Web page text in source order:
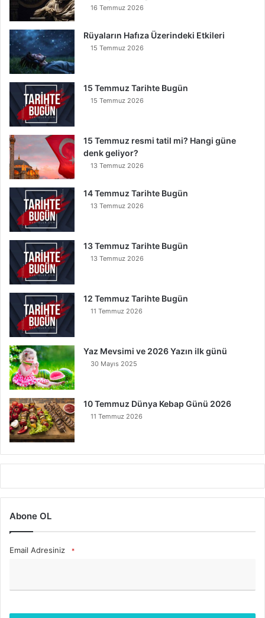
B
u
n
u
k
a
n
K
u
r
u
l
r
16 Temmuz 2026
Rüyaların Hafıza Üzerindeki Etkileri
15 Temmuz 2026
15 Temmuz Tarihte Bugün
15 Temmuz 2026
15 Temmuz resmi tatil mi? Hangi güne
denk geliyor?
13 Temmuz 2026
14 Temmuz Tarihte Bugün
13 Temmuz 2026
13 Temmuz Tarihte Bugün
13 Temmuz 2026
12 Temmuz Tarihte Bugün
11 Temmuz 2026
Yaz Mevsimi ve 2026 Yazın ilk günü
30 Mayıs 2025
10 Temmuz Dünya Kebap Günü 2026
11 Temmuz 2026
Abone OL
Email Adresiniz *